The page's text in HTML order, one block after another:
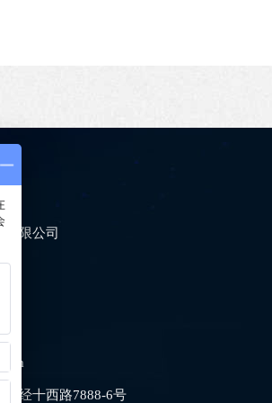
有限公司
区经十西路7888-6号